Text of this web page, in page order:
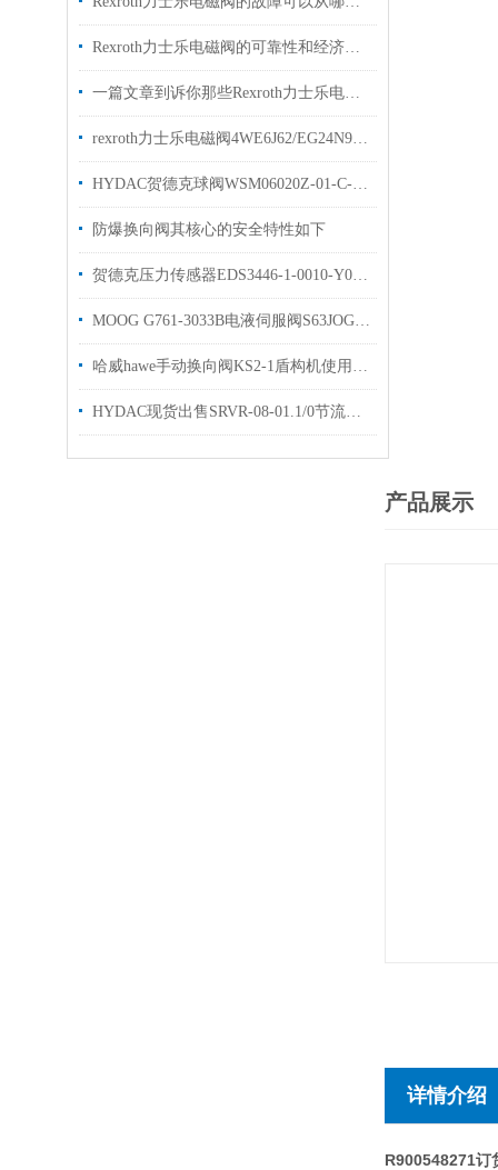
Rexroth力士乐电磁阀的可靠性和经济性解读
一篇文章到诉你那些Rexroth力士乐电磁阀常见的符号的是什么意思
rexroth力士乐电磁阀4WE6J62/EG24N9K4两位三通阀
HYDAC贺德克球阀WSM06020Z-01-C-N-24DG现货原装
防爆换向阀其核心的安全特性如下
贺德克压力传感器EDS3446-1-0010-Y00原装库存出售
MOOG G761-3033B电液伺服阀S63JOGM4VPL有库存
哈威hawe手动换向阀KS2-1盾构机使用库存有货
HYDAC现货出售SRVR-08-01.1/0节流阀样本资料
产品展示
详情介绍
R900548271订